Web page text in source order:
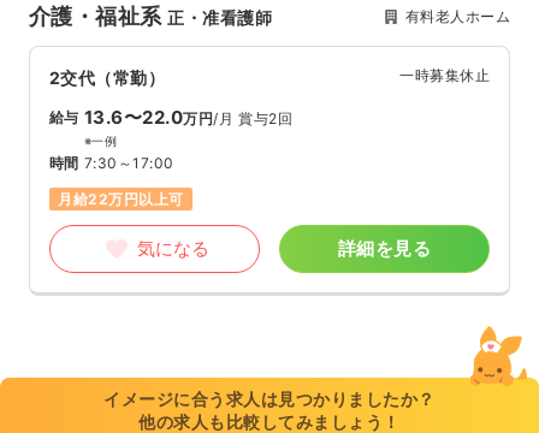
介護・福祉系正・准看護師 有料老人ホーム
2交代（常勤） 一時募集休止
給与 13.6〜22.0万円/月 賞与2回
※一例
時間 7:30～17:00
月給22万円以上可
気になる 詳細を見る
イメージに合う求人は見つかりましたか？
他の求人も比較してみましょう！